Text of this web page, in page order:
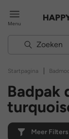
Menu
Startpagina |
Badpak
Meer Filters